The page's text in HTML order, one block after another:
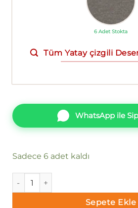
6 Adet Stokta
Tüm Yatay çizgili
WhatsApp ile
Sadece 6 adet kaldı
Genesis 4980-11 Kahverengi
Sepete Ekle